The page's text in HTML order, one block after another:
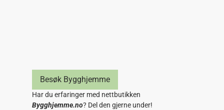
Besøk Bygghjemme
Har du erfaringer med nettbutikken
Bygghjemme.no? Del den gjerne under!